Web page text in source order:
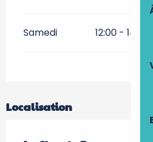
Samedi 12:00 - 14:00
Localisation